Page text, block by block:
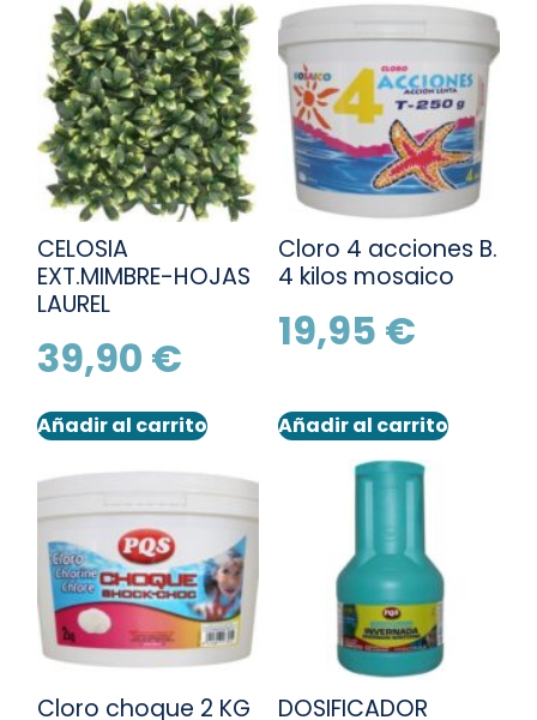
CELOSIA
EXT.MIMBRE-HOJAS
LAUREL
39,90 €
Añadir al carrito
Cloro 4 acciones B.
4 kilos mosaico
19,95 €
Añadir al carrito
Cloro choque 2 KG
DOSIFICADOR